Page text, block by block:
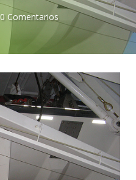
0 Comentarios